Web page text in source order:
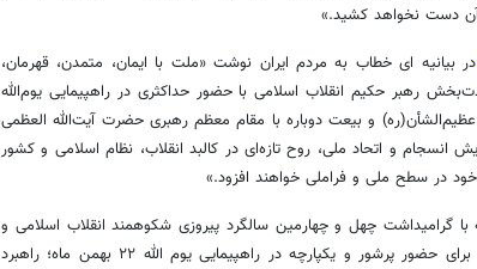
دست نخواهد کشید.»
بیانیه ای خطاب به مردم ایران نوشت «ملت با ایمان، متمدن، قهرمان،
رهبر حکیم انقلاب اسلامی با حضور حداکثری در راهپیمایی یوم‌الله
عظیم‌الشأن(ره) و بیعت دوباره با مقام معظم رهبری حضرت آیت‌الله العظمی
انسجام و اتحاد ملی، روح تازه‌ای در کالبد انقلاب، نظام اسلامی و کشور
در سطح ملی و فراملی خواهند افزود.»
با گرامیداشت چهل و چهارمین سالگرد پیروزی شکوهمند انقلاب اسلامی و
دعوت از آحاد ملت شریف و انقلابی ایران برای حضور پرشور و یکپارچه در راهپیمایی یوم الله ۲۲ بهمن ماه؛ راهبرد